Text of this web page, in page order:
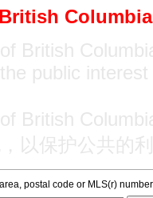
Columbia
British
public
British
以保护公共的利
postal code or MLS(r)